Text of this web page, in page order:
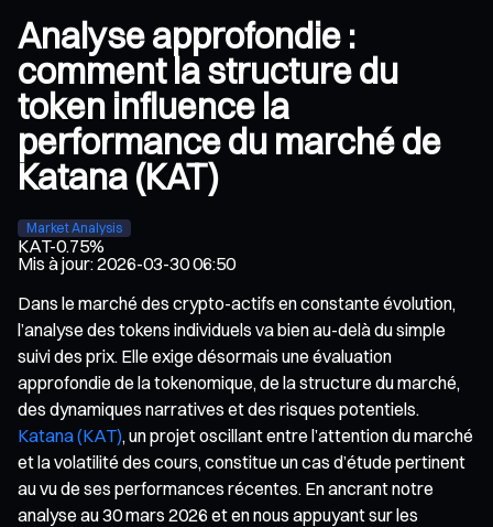
Analyse approfondie :
comment la structure du
token influence la
performance du marché de
Katana (KAT)
Market Analysis
KAT-0.75%
Mis à jour:2026-03-30 06:50
Dans le marché des crypto-actifs en constante évolution,
l’analyse des tokens individuels va bien au-delà du simple
suivi des prix. Elle exige désormais une évaluation
approfondie de la tokenomique, de la structure du marché,
des dynamiques narratives et des risques potentiels.
Katana (KAT), un projet oscillant entre l’attention du marché
et la volatilité des cours, constitue un cas d’étude pertinent
au vu de ses performances récentes. En ancrant notre
analyse au 30 mars 2026 et en nous appuyant sur les